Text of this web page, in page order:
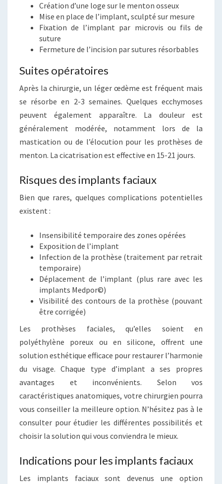
Création d’une loge sur le menton osseux
Mise en place de l’implant, sculpté sur mesure
Fixation de l’implant par microvis ou fils de
suture
Fermeture de l’incision par sutures résorbables
Suites opératoires
Après la chirurgie, un léger œdème est fréquent mais
se résorbe en 2-3 semaines. Quelques ecchymoses
peuvent également apparaître. La douleur est
généralement modérée, notamment lors de la
mastication ou de l’élocution pour les prothèses de
menton. La cicatrisation est effective en 15-21 jours.
Risques des implants faciaux
Bien que rares, quelques complications potentielles
existent :
Insensibilité temporaire des zones opérées
Exposition de l’implant
Infection de la prothèse (traitement par retrait
temporaire)
Déplacement de l’implant (plus rare avec les
implants Medpor©)
Visibilité des contours de la prothèse (pouvant
être corrigée)
Les prothèses faciales, qu’elles soient en
polyéthylène poreux ou en silicone, offrent une
solution esthétique efficace pour restaurer l’harmonie
du visage. Chaque type d’implant a ses propres
avantages et inconvénients. Selon vos
caractéristiques anatomiques, votre chirurgien pourra
vous conseiller la meilleure option. N’hésitez pas à le
consulter pour étudier les différentes possibilités et
choisir la solution qui vous conviendra le mieux.
Indications pour les implants faciaux
Les implants faciaux sont devenus une option